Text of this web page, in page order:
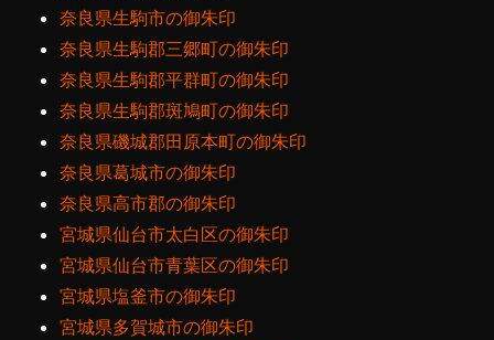
奈良県生駒市の御朱印
奈良県生駒郡三郷町の御朱印
奈良県生駒郡平群町の御朱印
奈良県生駒郡斑鳩町の御朱印
奈良県磯城郡田原本町の御朱印
奈良県葛城市の御朱印
奈良県高市郡の御朱印
宮城県仙台市太白区の御朱印
宮城県仙台市青葉区の御朱印
宮城県塩釜市の御朱印
宮城県多賀城市の御朱印